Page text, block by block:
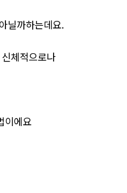
닐까하는데요.
체적으로나
이에요